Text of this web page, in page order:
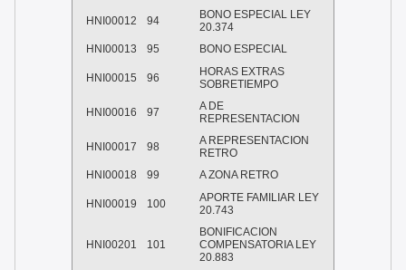
HNI00012 94
BONO ESPECIAL LEY
20.374
HNI00013
95 BONO ESPECIAL
HNI00015 96
HORAS EXTRAS
SOBRETIEMPO
HNI00016 97
A DE
REPRESENTACION
HNI00017 98
A REPRESENTACION
RETRO
HNI00018
99 A ZONA RETRO
HNI00019 100
APORTE FAMILIAR LEY
20.743
HNI00201 101
BONIFICACION
COMPENSATORIA LEY
20.883